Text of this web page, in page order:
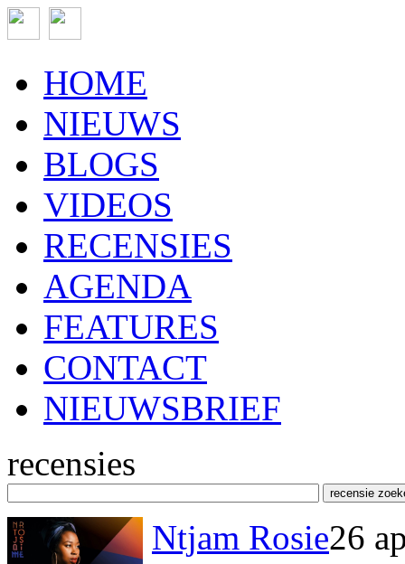
HOME
NIEUWS
BLOGS
VIDEOS
RECENSIES
AGENDA
FEATURES
CONTACT
NIEUWSBRIEF
recensies
Ntjam Rosie26